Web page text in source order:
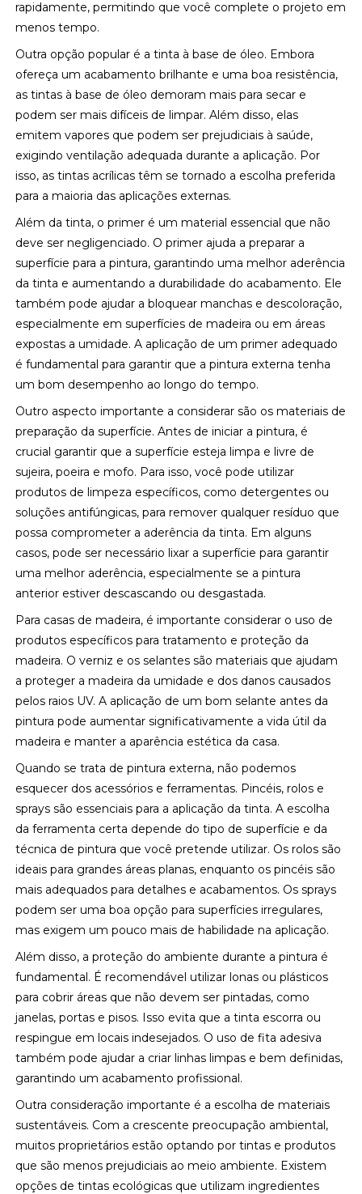
rapidamente, permitindo que você complete o projeto em
menos tempo.
Outra opção popular é a tinta à base de óleo. Embora
ofereça um acabamento brilhante e uma boa resistência,
as tintas à base de óleo demoram mais para secar e
podem ser mais difíceis de limpar. Além disso, elas
emitem vapores que podem ser prejudiciais à saúde,
exigindo ventilação adequada durante a aplicação. Por
isso, as tintas acrílicas têm se tornado a escolha preferida
para a maioria das aplicações externas.
Além da tinta, o primer é um material essencial que não
deve ser negligenciado. O primer ajuda a preparar a
superfície para a pintura, garantindo uma melhor aderência
da tinta e aumentando a durabilidade do acabamento. Ele
também pode ajudar a bloquear manchas e descoloração,
especialmente em superfícies de madeira ou em áreas
expostas a umidade. A aplicação de um primer adequado
é fundamental para garantir que a pintura externa tenha
um bom desempenho ao longo do tempo.
Outro aspecto importante a considerar são os materiais de
preparação da superfície. Antes de iniciar a pintura, é
crucial garantir que a superfície esteja limpa e livre de
sujeira, poeira e mofo. Para isso, você pode utilizar
produtos de limpeza específicos, como detergentes ou
soluções antifúngicas, para remover qualquer resíduo que
possa comprometer a aderência da tinta. Em alguns
casos, pode ser necessário lixar a superfície para garantir
uma melhor aderência, especialmente se a pintura
anterior estiver descascando ou desgastada.
Para casas de madeira, é importante considerar o uso de
produtos específicos para tratamento e proteção da
madeira. O verniz e os selantes são materiais que ajudam
a proteger a madeira da umidade e dos danos causados
pelos raios UV. A aplicação de um bom selante antes da
pintura pode aumentar significativamente a vida útil da
madeira e manter a aparência estética da casa.
Quando se trata de pintura externa, não podemos
esquecer dos acessórios e ferramentas. Pincéis, rolos e
sprays são essenciais para a aplicação da tinta. A escolha
da ferramenta certa depende do tipo de superfície e da
técnica de pintura que você pretende utilizar. Os rolos são
ideais para grandes áreas planas, enquanto os pincéis são
mais adequados para detalhes e acabamentos. Os sprays
podem ser uma boa opção para superfícies irregulares,
mas exigem um pouco mais de habilidade na aplicação.
Além disso, a proteção do ambiente durante a pintura é
fundamental. É recomendável utilizar lonas ou plásticos
para cobrir áreas que não devem ser pintadas, como
janelas, portas e pisos. Isso evita que a tinta escorra ou
respingue em locais indesejados. O uso de fita adesiva
também pode ajudar a criar linhas limpas e bem definidas,
garantindo um acabamento profissional.
Outra consideração importante é a escolha de materiais
sustentáveis. Com a crescente preocupação ambiental,
muitos proprietários estão optando por tintas e produtos
que são menos prejudiciais ao meio ambiente. Existem
opções de tintas ecológicas que utilizam ingredientes